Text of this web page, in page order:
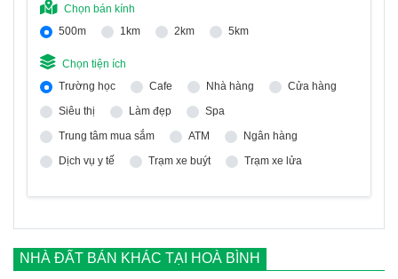
Chọn bán kính
500m
1km 2km 5km
Chọn tiện ích
Trường học
Cafe Nhà hàng
Cửa hàng
Siêu thị
Làm đẹp
Spa
Trung tâm mua sắm
ATM
Ngân hàng
Dịch vụ y tế
Trạm xe buýt Trạm xe lửa
NHÀ ĐẤT BÁN KHÁC TẠI HOÀ BÌNH